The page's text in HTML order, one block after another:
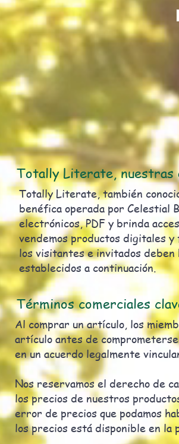
Totally Literate,
Totally Literate, también
benéfica operada por Celestial
electrónicos, PDF y brinda
vendemos productos digitales
los visitantes e invitados
establecidos a continuación.
Términos comerciales
Al comprar un artículo, los
artículo antes de
en un acuerdo legalmente
Nos reservamos el derecho de
los precios de nuestros
error de precios que podamos
los precios está disponible en la